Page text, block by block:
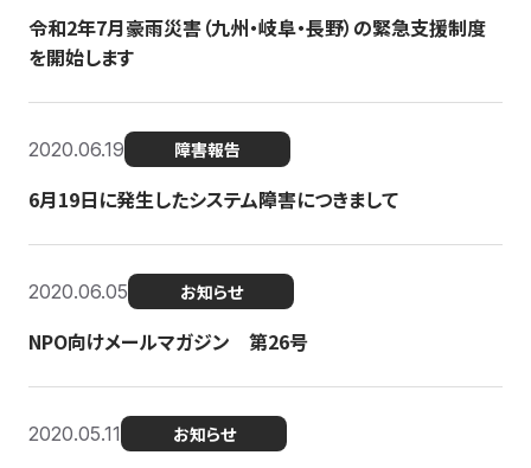
令和2年7月豪雨災害（九州・岐阜・長野）の緊急支援制度
を開始します
2020.06.19 障害報告
6月19日に発生したシステム障害につきまして
2020.06.05 お知らせ
NPO向けメールマガジン 第26号
2020.05.11 お知らせ